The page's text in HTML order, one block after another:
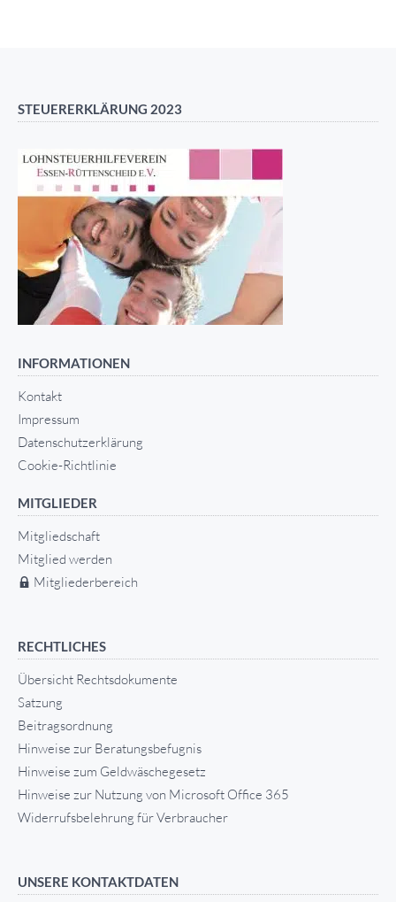
STEUERERKLÄRUNG 2023
INFORMATIONEN
Kontakt
Impressum
Datenschutzerklärung
Cookie-Richtlinie
MITGLIEDER
Mitgliedschaft
Mitglied werden
Mitgliederbereich
RECHTLICHES
Übersicht Rechtsdokumente
Satzung
Beitragsordnung
Hinweise zur Beratungsbefugnis
Hinweise zum Geldwäschegesetz
Hinweise zur Nutzung von Microsoft Office 365
Widerrufsbelehrung für Verbraucher
UNSERE KONTAKTDATEN